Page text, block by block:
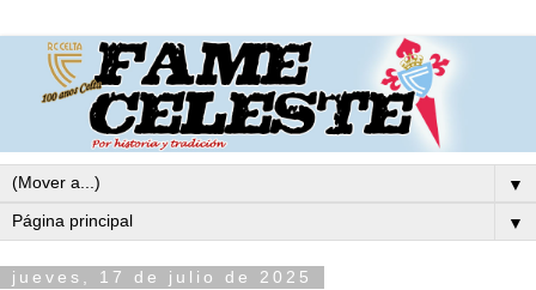
▼
▼
jueves, 17 de julio de 2025